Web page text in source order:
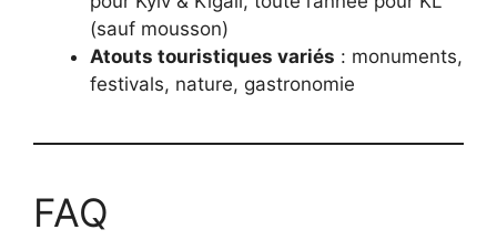
(sauf mousson)
Atouts touristiques variés : monuments,
festivals, nature, gastronomie
FAQ